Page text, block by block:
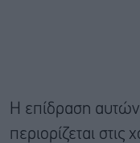
Η επίδραση
περιορίζεται